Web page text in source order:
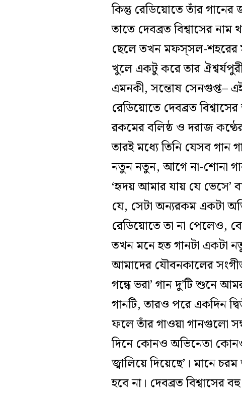
কিন্তু রেডিয়োতে তাঁর
তাতে দেবব্রত বিশ্বাসের
ছেলে তখন মফস্‌সল-শহরের
খুলে একটু করে তার
এমনকী, সন্তোষ সেনগুপ্ত–
রেডিয়োতে দেবব্রত
রকমের বলিষ্ঠ ও দরাজ
তারই মধ্যে তিনি যেসব গান
নতুন নতুন, আগে না-শোনা
‘হৃদয় আমার যায় যে ভেসে’
যে, সেটা অন্যরকম একটা
রেডিয়োতে তা না পেলেও,
তখন মনে হত গানটা একটা
আমাদের যৌবনকালের
গন্ধে ভরা’ গান দু’টি শুনে
গানটি, তারও পরে একদিন
ফলে তাঁর গাওয়া গানগুলো
দিনে কোনও অভিনেতা
জ্বালিয়ে দিয়েছে’। মানে
হবে না। দেবব্রত বিশ্বাসের